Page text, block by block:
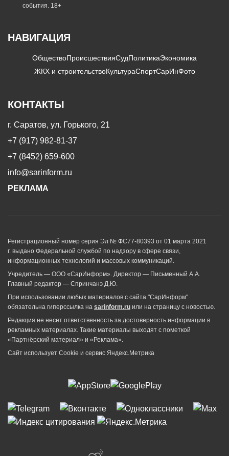
события. 18+
НАВИГАЦИЯ
ОбществоПроисшествияСудПолитикаЭкономика
ЖКХ и строительствоКультураСпортСарИнФото
КОНТАКТЫ
г. Саратов, ул. Горького, 21
+7 (917) 982-81-37
+7 (8452) 659-600
info@sarinform.ru
РЕКЛАМА
Регистрационный номер серия Эл № ФС77-80393 от 01 марта 2021
г. выдано Федеральной службой по надзору в сфере связи,
информационных технологий и массовых коммуникаций.
Учредитель — ООО «СарИнформ». Директор — Письменный А.А.
Главный редактор — Спринчанэ Д.Ю.
При использовании любых материалов с сайта "СарИнформ"
обязательна гиперссылка на sarinform.ru или на страницу с новостью.
Редакция не несет ответственность за достоверность информации в
рекламных материалах. Такие материалы выходят с пометкой
«Партнёрский материал» и «Реклама».
Сайт использует Cookie и сервиc Яндекс.Метрика